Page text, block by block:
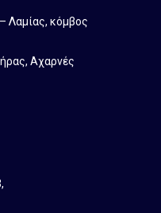
Λαμίας, κόμβος
Αχαρνές
,